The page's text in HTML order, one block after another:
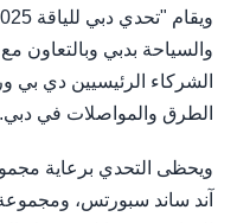
والسياحة بدبي
الشركاء الرئيسيين دي بي
الطرق والمواصلات في دبي.
ويحظى التحدي برعاية
آند ساند سبورتس،